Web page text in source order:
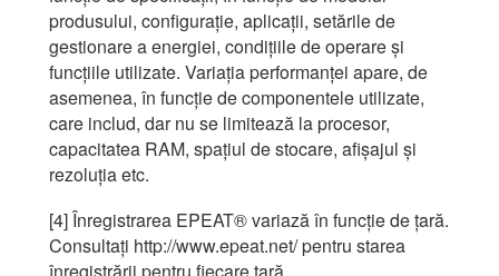
produsului, configurație, aplicații, setările de
gestionare a energiei, condițiile de operare și
funcțiile utilizate. Variația performanței apare, de
asemenea, în funcție de componentele utilizate,
care includ, dar nu se limitează la procesor,
capacitatea RAM, spațiul de stocare, afișajul și
rezoluția etc.
[4] Înregistrarea EPEAT® variază în funcție de țară.
Consultați http://www.epeat.net/ pentru starea